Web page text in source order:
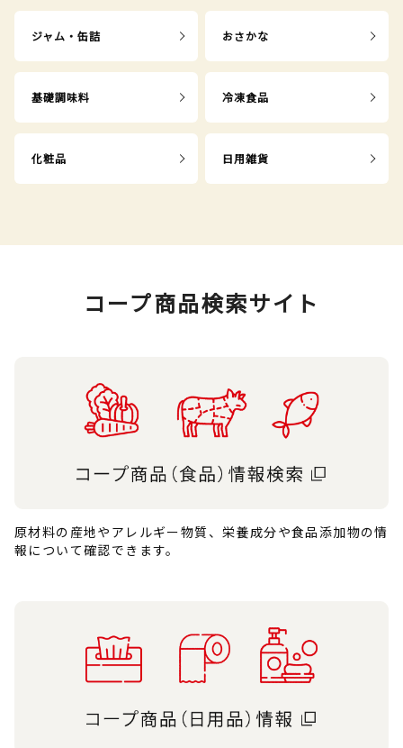
ジャム・缶詰 おさかな
基礎調味料 冷凍食品
化粧品 日用雑貨
コープ商品検索サイト
原材料の産地やアレルギー物質、栄養成分や食品添加物の情
報について確認できます。